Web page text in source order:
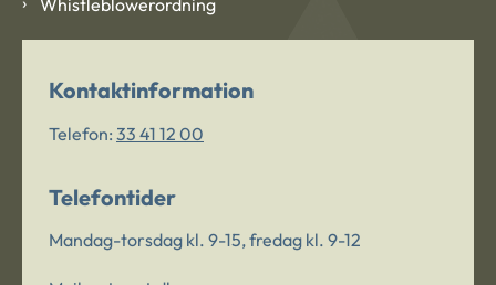
Kontaktinformation
Telefon: 33 41 12 00
Telefontider
Mandag-torsdag kl. 9-15, fredag kl. 9-12